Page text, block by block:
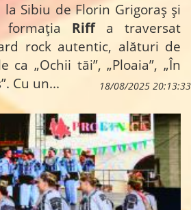
Sibiu de Florin Grigoraș și
formația Riffa traversat
rock autentic, alături de
ca „Ochii tăi”, „Ploaia”, „În
Cu un...
18/08/2025 20:13:33